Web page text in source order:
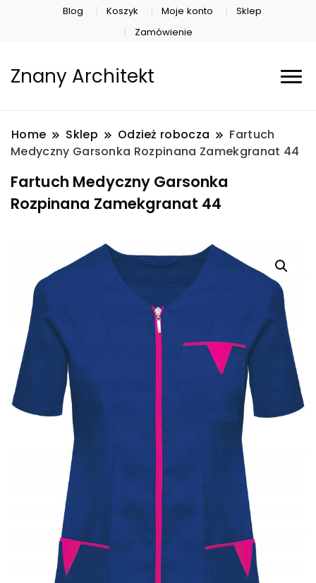
Blog Koszyk Moje konto
Sklep
Zamówienie
Znany Architekt
Home Sklep Odzież robocza
Fartuch
Medyczny Garsonka Rozpinana Zamekgranat 44
Fartuch Medyczny Garsonka
Rozpinana Zamekgranat 44